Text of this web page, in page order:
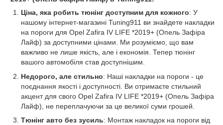
Ціна, яка робить тюнінг доступним для кожного: У
нашому інтернет-магазині Tuning911 ви знайдете накладки
на пороги для Opel Zafira IV LIFE *2019+ (Опель Зафіра
Лайф) за доступними цінами. Ми розуміємо, що вам
важливо не лише якість, але і економія. Тепер тюнінг
вашого автомобіля став доступнішим.
Недорого, але стильно: Наші накладки на пороги - це
поєднання якості і доступності. Ви отримаєте стильний
акцент для свого Opel Zafira IV LIFE *2019+ (Опель Зафіра
Лайф), не переплачуючи за це великої суми грошей.
Тюнінг авто без зусиль: Монтаж накладок на пороги від